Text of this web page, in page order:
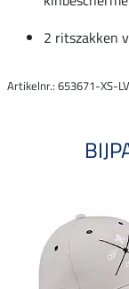
2 ritszakken
Artikelnr.: 653671-XS-LV